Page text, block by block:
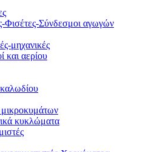
Φισέτες-Σύνδεσμοι αγωγών
μηχανικές
και αερίου
κυκλώματα